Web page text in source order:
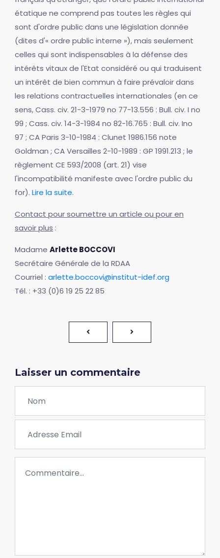
étatique ne comprend pas toutes les règles qui
sont d'ordre public dans une législation donnée
(dites d'« ordre public interne »), mais seulement
celles qui sont indispensables à la défense des
intérêts vitaux de l'Etat considéré ou qui traduisent
un intérêt de bien commun à faire prévaloir dans
les relations contractuelles internationales (en ce
sens, Cass. civ. 21-3-1979 no 77-13.556 : Bull. civ. I no
99 ; Cass. civ. 14-3-1984 no 82-16.765 : Bull. civ. Ino
97 ; CA Paris 3-10-1984 : Clunet 1986.156 note
Goldman ; CA Versailles 2-10-1989 : GP 1991.213 ; le
règlement CE 593/2008 (art. 21) vise
l'incompatibilité manifeste avec l'ordre public du
for). Lire la suite.
Contact pour soumettre un article ou pour en
savoir plus :
Madame Arlette BOCCOVI
Secrétaire Générale de la RDAA
Courriel : arlette.boccovi@institut-idef.org
Tél. : +33 (0)6 19 25 22 85
Laisser un commentaire